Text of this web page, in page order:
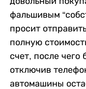
фальшивым
просит
полную
счет, после чего
отключив
автомашины